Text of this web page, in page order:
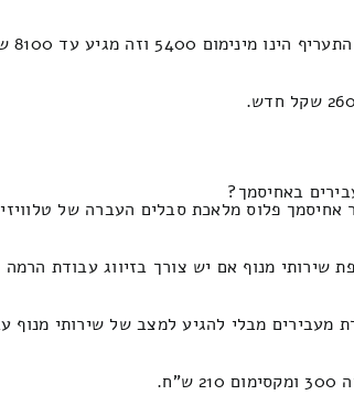
וזה מגיע עד 8100 שקלים.
יש צורך בזיווג עבודת הרמה שינוע של פריג'ידר
להגיע למצב של שירותי מנוף עבודת סבלים המחיר